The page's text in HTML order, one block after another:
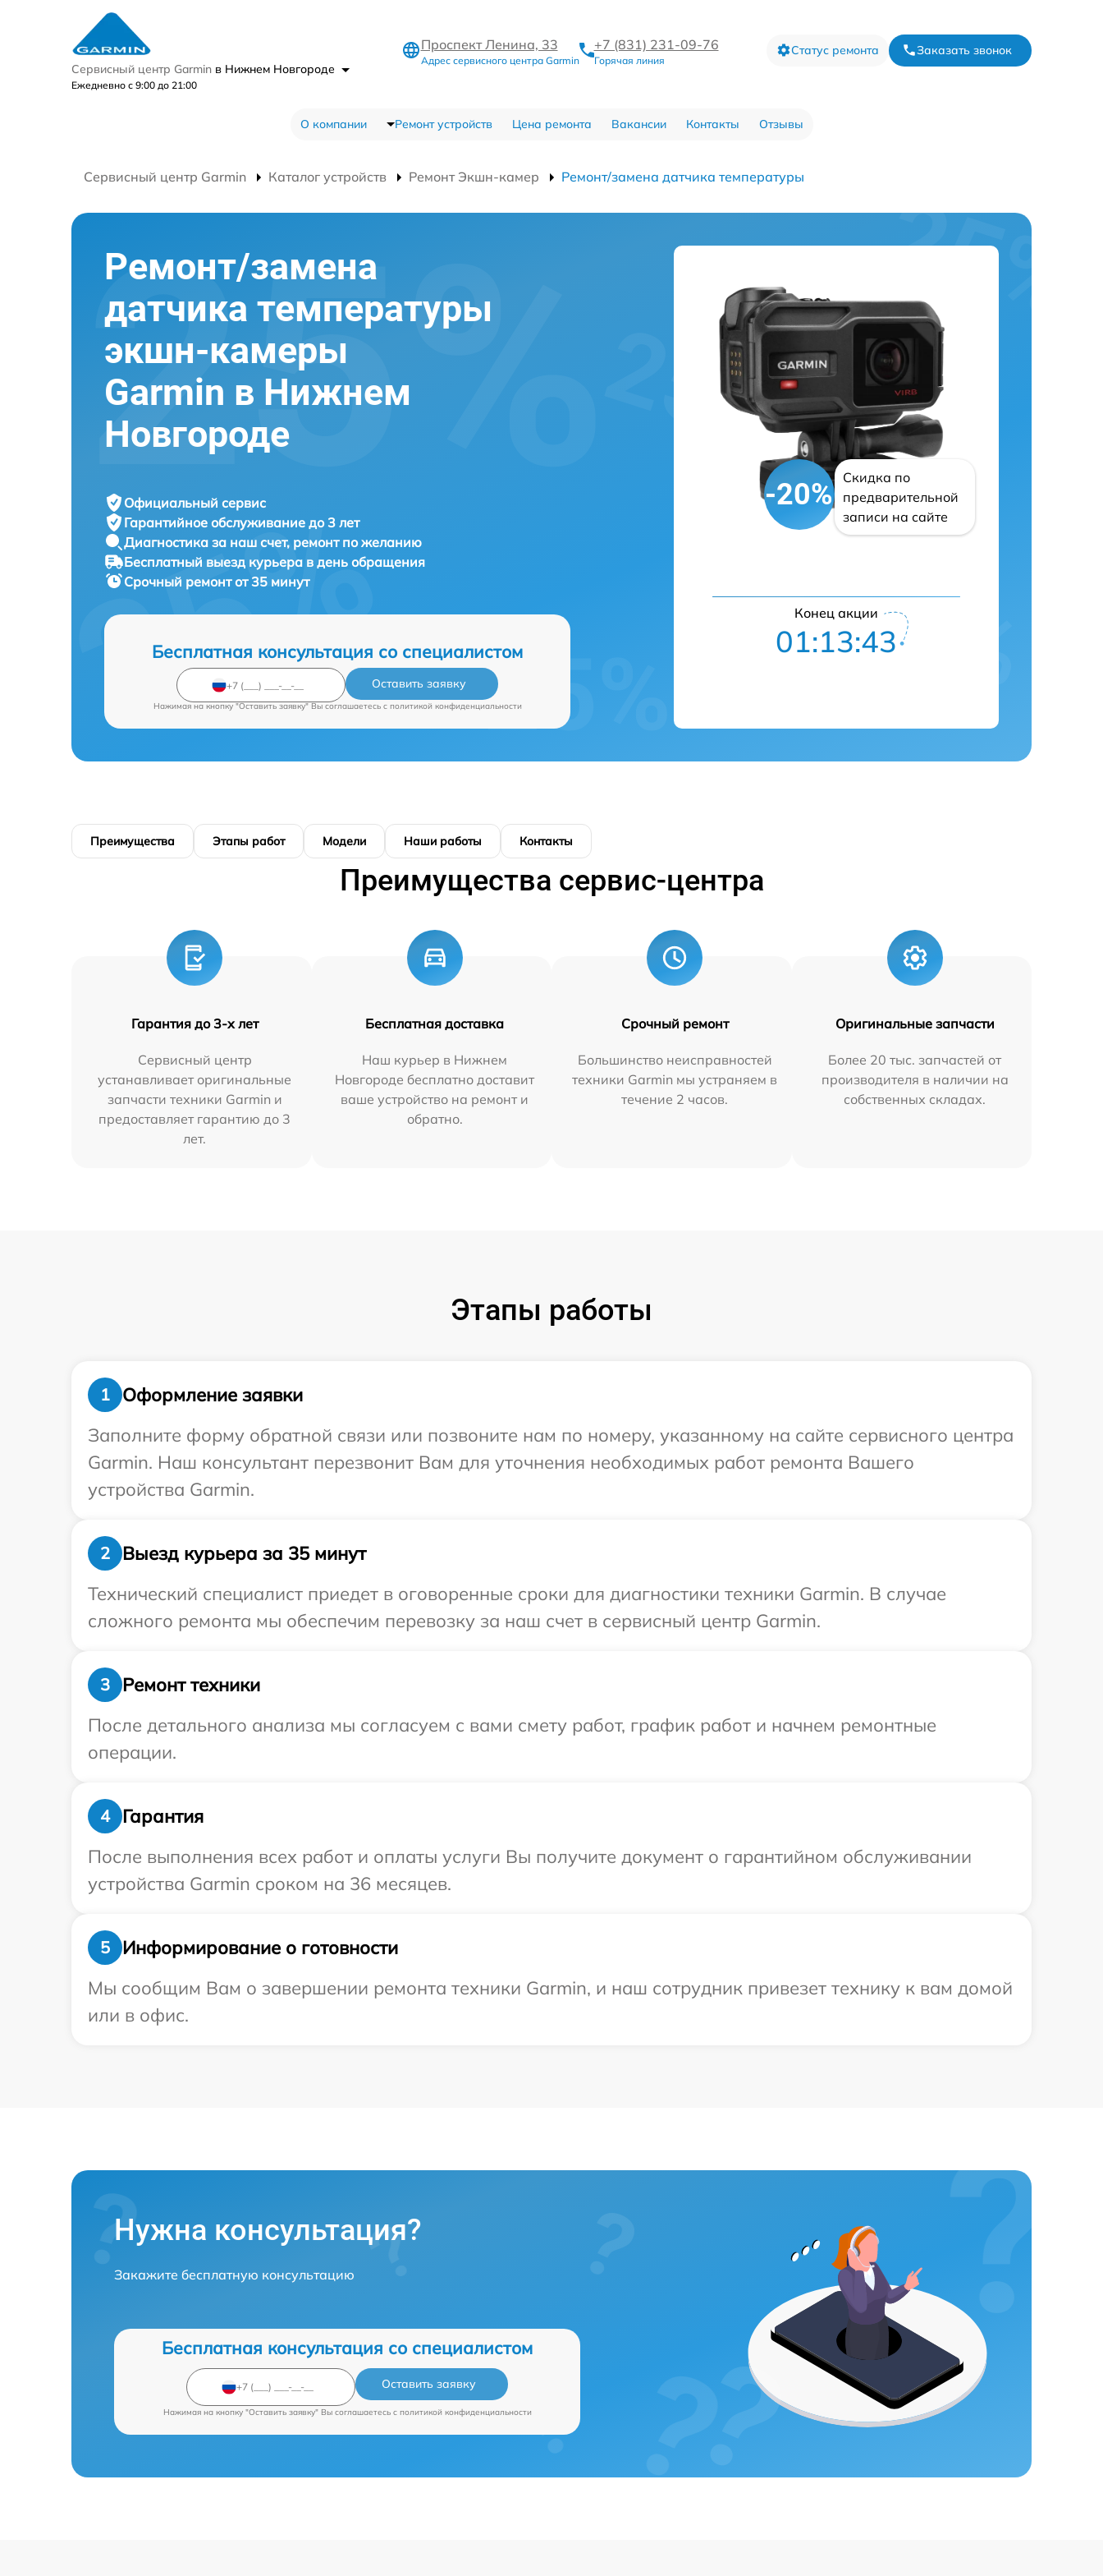
Сервисный центр Garmin в Нижнем Новгороде
Ежедневно с 9:00 до 21:00
Проспект Ленина, 33
Адрес сервисного центра Garmin
+7 (831) 231-09-76
Горячая линия
Статус ремонта Заказать звонок
О компании Ремонт устройств Цена ремонта Вакансии Контакты Отзывы
Сервисный центр Garmin Каталог устройств Ремонт Экшн-камер Ремонт/замена датчика температуры
Ремонт/замена
датчика температуры
экшн-камеры
Garmin в Нижнем
Новгороде
Официальный сервис
Гарантийное обслуживание до 3 лет
Диагностика за наш счет, ремонт по желанию
Бесплатный выезд курьера в день обращения
Срочный ремонтот 35 минут
Бесплатная консультация со специалистом
Оставить заявку
Нажимая на кнопку "Оставить заявку" Вы соглашаетесь c политикой конфиденциальности
-20%
Скидка по
предварительной
записи на сайте
Конец акции
01:13:42
Преимущества Этапы работ Модели Наши работы Контакты
Преимущества сервис-центра
Гарантия до 3-х лет
Сервисный центр
устанавливает оригинальные
запчасти техники Garmin и
предоставляет гарантию до 3
лет.
Бесплатная доставка
Наш курьер в Нижнем
Новгороде бесплатно доставит
ваше устройство на ремонт и
обратно.
Срочный ремонт
Большинство неисправностей
техники Garmin мы устраняем в
течение 2 часов.
Оригинальные запчасти
Более 20 тыс. запчастей от
производителя в наличии на
собственных складах.
Этапы работы
1
Оформление заявки
Заполните форму обратной связи или позвоните нам по номеру, указанному на сайте сервисного центра
Garmin. Наш консультант перезвонит Вам для уточнения необходимых работ ремонта Вашего
устройства Garmin.
2
Выезд курьера за 35 минут
Технический специалист приедет в оговоренные сроки для диагностики техники Garmin. В случае
сложного ремонта мы обеспечим перевозку за наш счет в сервисный центр Garmin.
3
Ремонт техники
После детального анализа мы согласуем с вами смету работ, график работ и начнем ремонтные
операции.
4
Гарантия
После выполнения всех работ и оплаты услуги Вы получите документ о гарантийном обслуживании
устройства Garmin сроком на 36 месяцев.
5
Информирование о готовности
Мы сообщим Вам о завершении ремонта техники Garmin, и наш сотрудник привезет технику к вам домой
или в офис.
Нужна консультация?
Закажите бесплатную консультацию
Бесплатная консультация со специалистом
Оставить заявку
Нажимая на кнопку "Оставить заявку" Вы соглашаетесь c политикой конфиденциальности